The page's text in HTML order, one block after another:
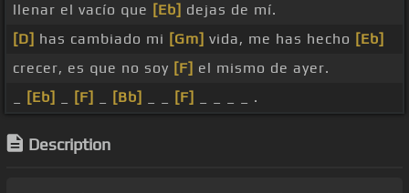
llenar el vacío que [Eb] dejas de mí.
[D] has cambiado mi [Gm] vida, me has hecho [Eb]
crecer, es que no soy [F] el mismo de ayer.
[Eb] [F] [Bb] [F] _ _ _ _ .
Description